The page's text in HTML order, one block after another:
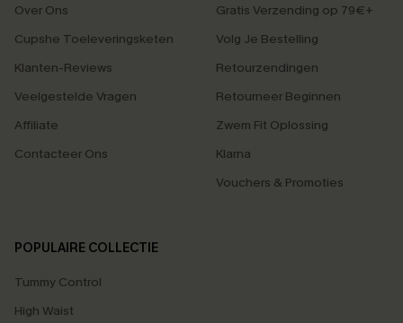
Over Ons
Cupshe Toeleveringsketen
Klanten-Reviews
Veelgestelde Vragen
Affiliate
Contacteer Ons
Gratis Verzending op 79€+
Volg Je Bestelling
Retourzendingen
Retourneer Beginnen
Zwem Fit Oplossing
Klarna
Vouchers & Promoties
POPULAIRE COLLECTIE
Tummy Control
High Waist